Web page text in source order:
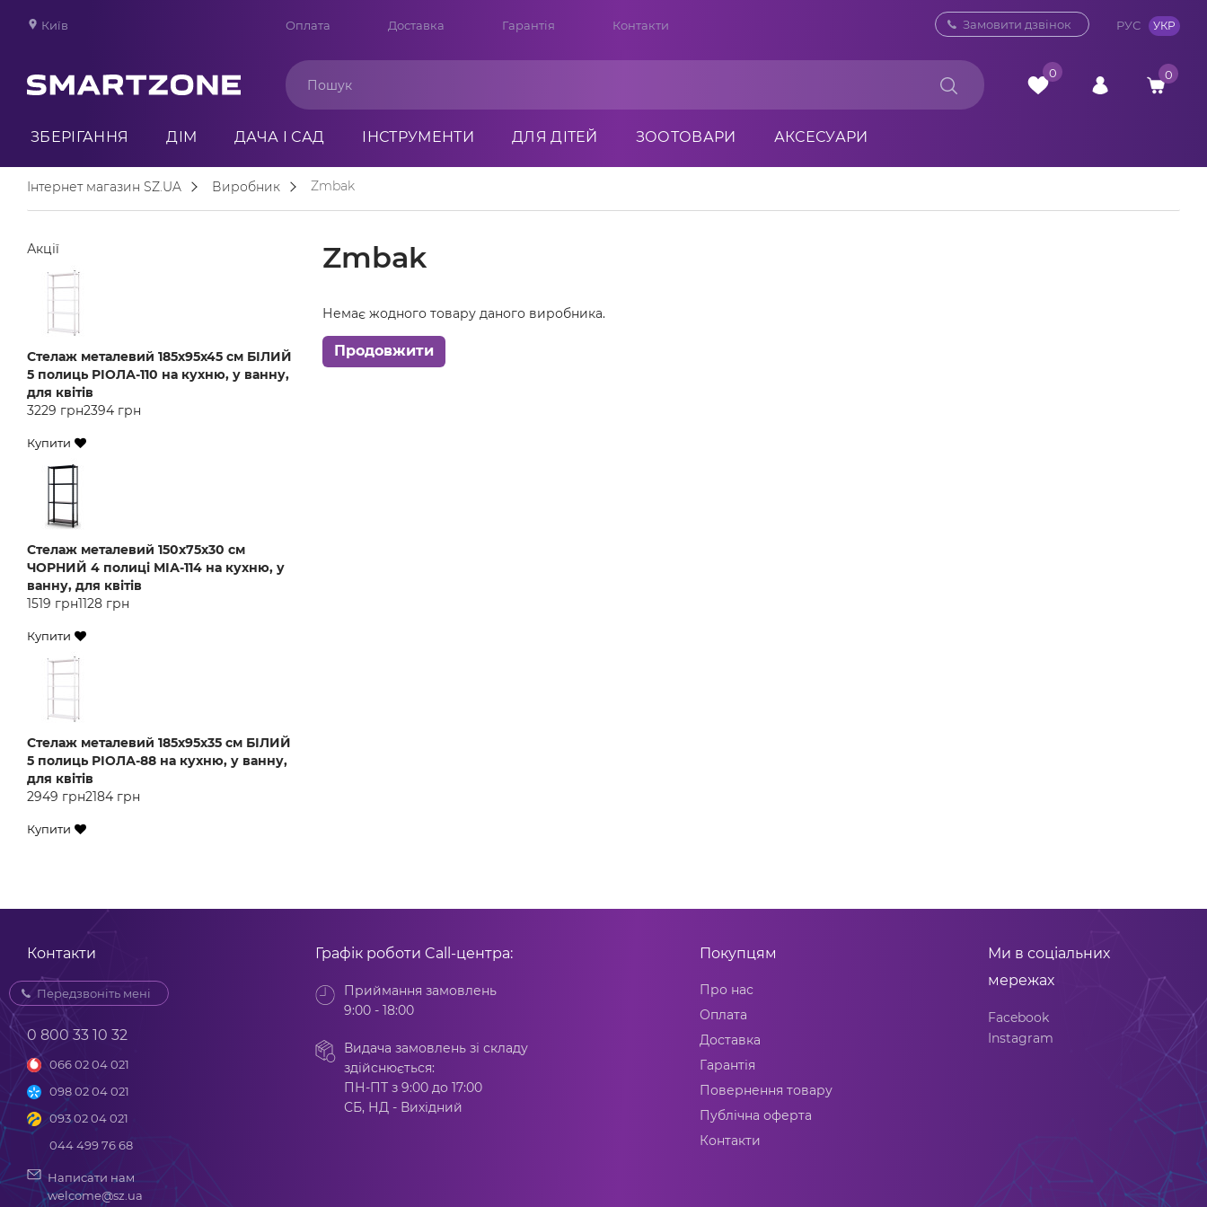
Київ Оплата Доставка Гарантія Контакти 0 800 33 10 32
Замовити дзвінок РУС УКР
0 0
ЗБЕРІГАННЯ ДІМ ДАЧА І САД ІНСТРУМЕНТИ ДЛЯ ДІТЕЙ ЗООТОВАРИ АКСЕСУАРИ
Інтернет магазин SZ.UA Виробник Zmbak
Акції
Стелаж металевий 185х95х45 см БІЛИЙ
5 полиць РІОЛА-110 на кухню, у ванну,
для квітів
3229 грн2394 грн
Купити
Стелаж металевий 150х75х30 см
ЧОРНИЙ 4 полиці МІА-114 на кухню, у
ванну, для квітів
1519 грн1128 грн
Купити
Стелаж металевий 185х95х35 см БІЛИЙ
5 полиць РІОЛА-88 на кухню, у ванну,
для квітів
2949 грн2184 грн
Купити
Zmbak
Немає жодного товару даного виробника.
Продовжити
Контакти
Передзвоніть мені
0 800 33 10 32
066 02 04 021
098 02 04 021
093 02 04 021
044 499 76 68
Написати нам
welcome@sz.ua
Графік роботи Call-центра:
Приймання замовлень
9:00 - 18:00
Видача замовлень зі складу
здійснюється:
ПН-ПТ з 9:00 до 17:00
СБ, НД - Вихідний
Покупцям
Про нас
Оплата
Доставка
Гарантія
Повернення товару
Публічна оферта
Контакти
Ми в соціальних
мережах
Facebook
Instagram